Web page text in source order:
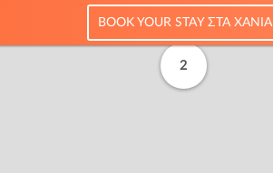
BOOK YOUR STAY ΣΤΑ ΧΑΝΙΆ
2